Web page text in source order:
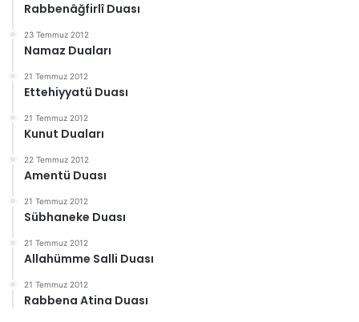
Rabbenâğfirlî Duası
23 Temmuz 2012
Namaz Duaları
21 Temmuz 2012
Ettehiyyatü Duası
21 Temmuz 2012
Kunut Duaları
22 Temmuz 2012
Amentü Duası
21 Temmuz 2012
Sübhaneke Duası
21 Temmuz 2012
Allahümme Salli Duası
21 Temmuz 2012
Rabbena Atina Duası